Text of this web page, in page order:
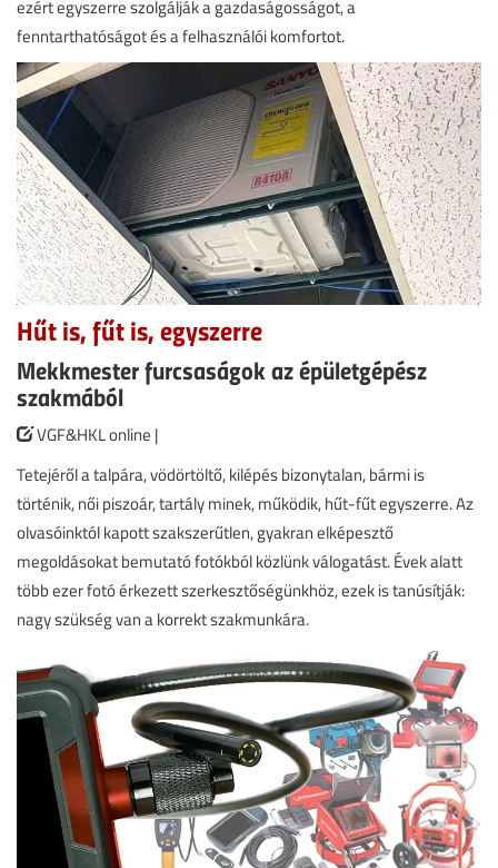
ezért egyszerre szolgálják a gazdaságosságot, a
fenntarthatóságot és a felhasználói komfortot.
Hűt is, fűt is, egyszerre
Mekkmester furcsaságok az épületgépész
szakmából
VGF&HKL online |
Tetejéről a talpára, vödörtöltő, kilépés bizonytalan, bármi is
történik, női piszoár, tartály minek, működik, hűt-fűt egyszerre. Az
olvasóinktól kapott szakszerűtlen, gyakran elképesztő
megoldásokat bemutató fotókból közlünk válogatást. Évek alatt
több ezer fotó érkezett szerkesztőségünkhöz, ezek is tanúsítják:
nagy szükség van a korrekt szakmunkára.